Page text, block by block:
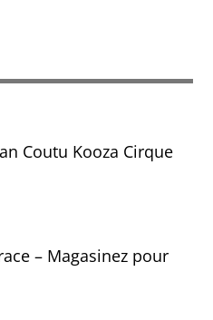
Coutu Kooza Cirque
– Magasinez pour